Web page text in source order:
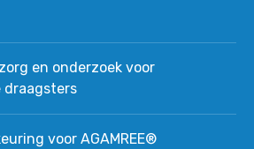
en onderzoek voor
draagsters
voor AGAMREE®